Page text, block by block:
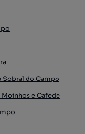
Sobral do Campo
Moinhos e Cafede